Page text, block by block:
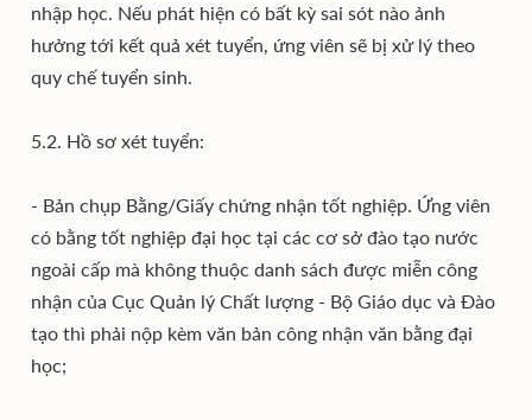
nhập học. Nếu phát hiện có bất kỳ sai sót nào ảnh
hưởng tới kết quả xét tuyển, ứng viên sẽ bị xử lý theo
quy chế tuyển sinh.
5.2. Hồ sơ xét tuyển:
- Bản chụp Bằng/Giấy chứng nhận tốt nghiệp. Ứng viên
có bằng tốt nghiệp đại học tại các cơ sở đào tạo nước
ngoài cấp mà không thuộc danh sách được miễn công
nhận của Cục Quản lý Chất lượng - Bộ Giáo dục và Đào
tạo thì phải nộp kèm văn bản công nhận văn bằng đại
học;